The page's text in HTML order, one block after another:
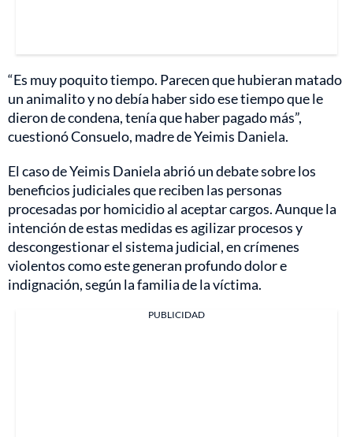
“Es muy poquito tiempo. Parecen que hubieran matado
un animalito y no debía haber sido ese tiempo que le
dieron de condena, tenía que haber pagado más”,
cuestionó Consuelo, madre de Yeimis Daniela.
El caso de Yeimis Daniela abrió un debate sobre los
beneficios judiciales que reciben las personas
procesadas por homicidio al aceptar cargos. Aunque la
intención de estas medidas es agilizar procesos y
descongestionar el sistema judicial, en crímenes
violentos como este generan profundo dolor e
indignación, según la familia de la víctima.
PUBLICIDAD